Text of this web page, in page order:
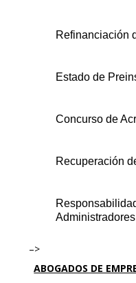
Refinanciación
Estado de
Concurso de
Recuperación
–>
ABOGADOS DE